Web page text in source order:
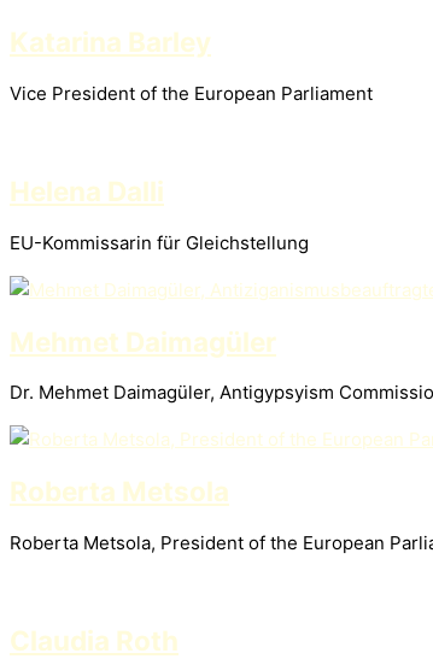
Katarina Barley
Vice President of the European Parliament
Helena Dalli
EU-Kommissarin für Gleichstellung
Mehmet Daimagüler
Dr. Mehmet Daimagüler, Antigypsyism
Roberta Metsola
Roberta Metsola, President of the European
Claudia Roth